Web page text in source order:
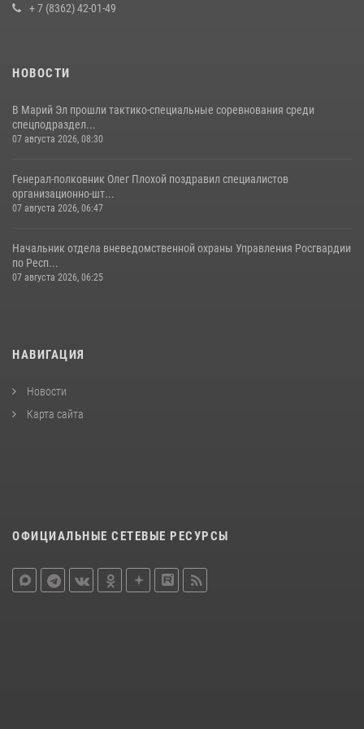
Управление Росгвардии по Республике Марий Эл продолжает
+ 7 (8362) 42-01-49
НОВОСТИ
В Марий Эл прошли тактико-специальные соревнования среди
спецподраздел...
07 августа 2026, 08:30
Генерал-полковник Олег Плохой поздравил специалистов
организационно-шт...
07 августа 2026, 06:47
Начальник отдела вневедомственной охраны Управления Росгвардии
по Респ...
07 августа 2026, 06:25
НАВИГАЦИЯ
Новости
Карта сайта
ОФИЦИАЛЬНЫЕ СЕТЕВЫЕ РЕСУРСЫ